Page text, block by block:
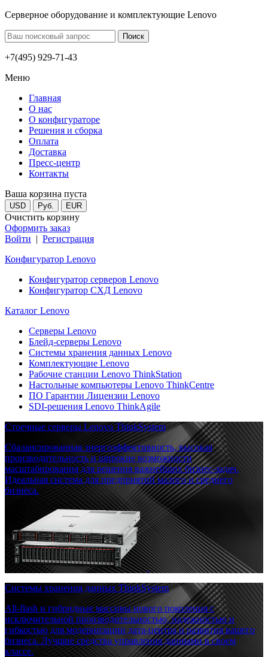
Серверное оборудование и комплектующие Lenovo
+7(495) 929-71-43
Меню
Главная
О нас
О конфигураторе
Решения и сборка
Оплата
Доставка
Пресс-центр
Контакты
Ваша корзина пуста
USD Руб. EUR
Очистить корзину
Оформить заказ
Войти | Регистрация
Конфигуратор Lenovo
Конфигуратор серверов Lenovo
Конфигуратор СХД Lenovo
Каталог Lenovo
Серверы Lenovo
Блейд-серверы Lenovo
Системы хранения данных Lenovo
Комплектующие Lenovo
Рабочие станции Lenovo ThinkStation
Настольные компьютеры Lenovo ThinkCentre
ПО Гарантии Лицензии Lenovo
SDI-решения Lenovo ThinkAgile
Стоечные серверы Lenovo ThinkSystem
Сбалансированная энергоэффективность, высокая
производительность и широкие возможности
масштабирования для решения важнейших бизнес-задач.
Идеальная система для предприятий малого и среднего
бизнеса.
Системы хранения данных ThinkSystem
All-flash и гибридные массивы нового поколения с
исключительной производительностью, надежностью и
гибкостью для модернизации дата-центра и развития вашего
бизнеса. Лучшие средства управления данными в своем
классе.